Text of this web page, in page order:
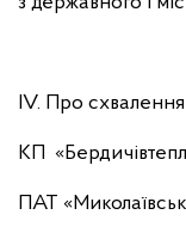
ІV. Про
КП
ПАТ